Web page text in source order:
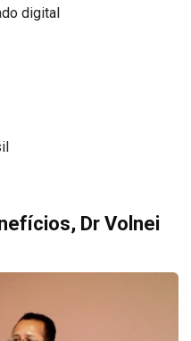
digital
Dr Volnei